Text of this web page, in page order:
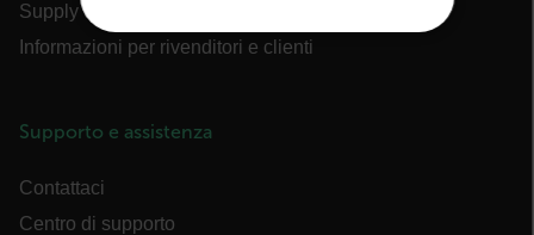
Supply chain
Informazioni per rivenditori e clienti
Supporto e assistenza
Contattaci
Centro di supporto
STRETTAMENTE NECESSARI